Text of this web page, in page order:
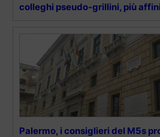
colleghi pseudo-grillini, più affini
Palermo, i consiglieri del M5s